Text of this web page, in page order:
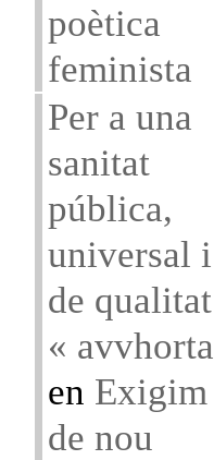
poètica
feminista
Per a una
sanitat
pública,
universal i
de qualitat
« avvhorta
en Exigim
de nou